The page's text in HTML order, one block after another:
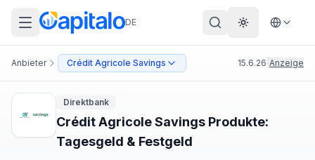
DE Theme
Anbieter Crédit Agricole Savings 15.6.26 Anzeige
Direktbank
Crédit Agricole Savings Produkte:
Tagesgeld & Festgeld